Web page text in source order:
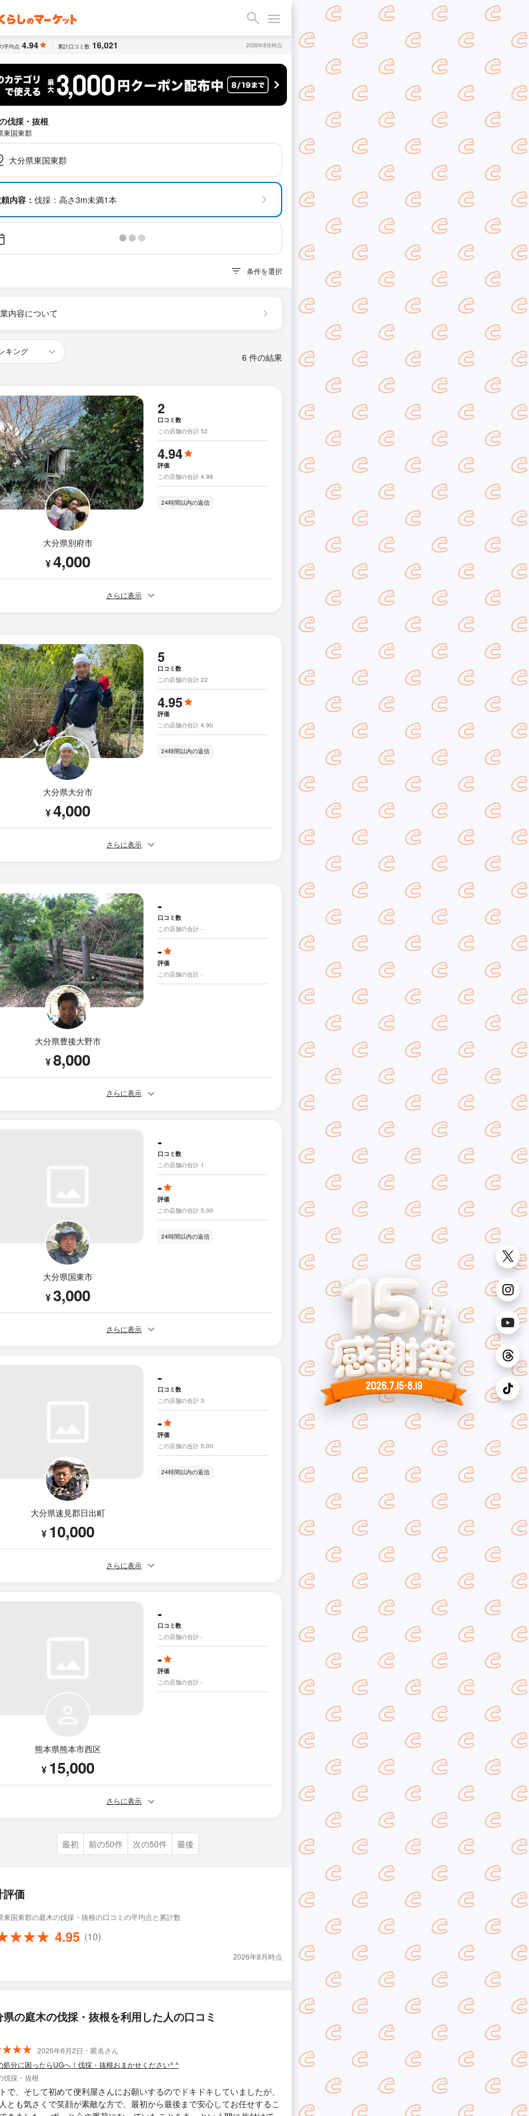
平均点 4.94 累計口コミ数 16,021 2026年8月時点
伐採・抜根
東国東郡
大分県東国東郡
内容： 伐採：高さ3m未満1本
条件を選択
内容について
6 件の結果
大分県別府市
¥4,000
2
口コミ数
この店舗の合計 52
4.94
評価
この店舗の合計 4.98
24時間以内の返信
さらに表示
大分県大分市
¥4,000
5
口コミ数
この店舗の合計 22
4.95
評価
この店舗の合計 4.90
24時間以内の返信
さらに表示
大分県豊後大野市
¥8,000
-
口コミ数
この店舗の合計 -
-
評価
この店舗の合計 -
さらに表示
大分県国東市
¥3,000
-
口コミ数
この店舗の合計 1
-
評価
この店舗の合計 5.00
24時間以内の返信
さらに表示
大分県速見郡日出町
¥ 10,000
-
口コミ数
この店舗の合計 3
-
評価
この店舗の合計 5.00
24時間以内の返信
さらに表示
熊本県熊本市西区
¥ 15,000
-
口コミ数
この店舗の合計 -
-
評価
この店舗の合計 -
さらに表示
最初 前の50件 次の50件 最後
評価
東国東郡の庭木の伐採・抜根の口コミの平均点と累計数
4.95 (10)
2026年8月時点
県の庭木の伐採・抜根を利用した人の口コミ
2026年6月2日・匿名さん
処分に困ったらUGへ！伐採・抜根おまかせください^ ^
伐採・抜根
で、そして初めて便利屋さんにお願いするのでドキドキしていましたが、
とも気さくで笑顔が素敵な方で、最初から最後まで安心してお任せするこ